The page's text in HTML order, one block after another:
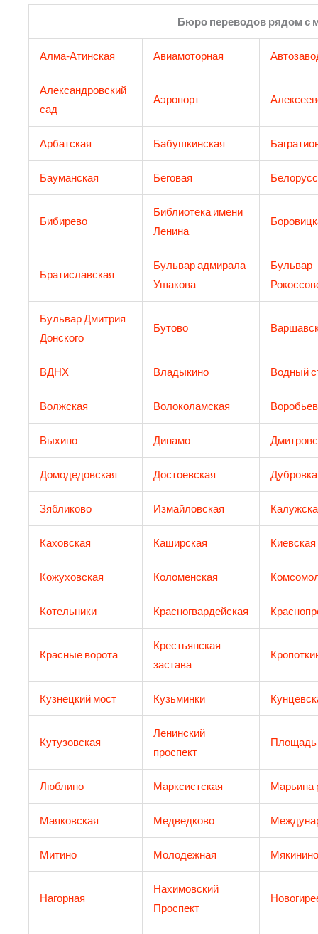
Бюро переводов рядом с
Алма-Атинская Авиамоторная
Александровский
сад
Аэропорт
Арбатская Бабушкинская
Бауманская Беговая
Бибирево
Библиотека имени
Ленина
Братиславская
Бульвар адмирала
Ушакова
Бульвар
Бульвар Дмитрия
Донского
Бутово
ВДНХ Владыкино Водный
Волжская Волоколамская
Выхино Динамо
Домодедовская Достоевская Дубровка
Зябликово Измайловская
Каховская Каширская Киевская
Кожуховская Коломенская
Котельники Красногвардейская
Красные ворота
Крестьянская
застава
Кузнецкий мост Кузьминки
Кутузовская
Ленинский
проспект
Площадь
Люблино Марксистская Марьина
Маяковская Медведково
Митино Молодежная Мякинино
Нагорная
Нахимовский
Проспект